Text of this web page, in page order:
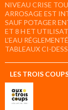
NIVEAU CRISE
ARROSAGE EST
SAUF POTAGER
ET 8 H ET
L’EAU
TABLEAUX CI-
LES TROIS